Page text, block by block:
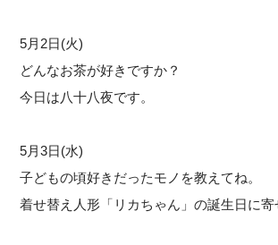
5月2日(火)
どんなお茶が好きですか？
今日は八十八夜です。
5月3日(水)
子どもの頃好きだったモノを教えてね。
着せ替え人形「リカちゃん」の誕生日に寄